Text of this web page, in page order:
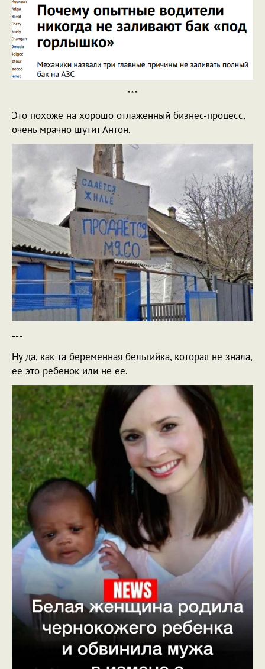
***
Это похоже на хорошо отлаженный бизнес-процесс,
очень мрачно шутит Антон.
---
Ну да, как та беременная бельгийка, которая не знала,
ее это ребенок или не ее.